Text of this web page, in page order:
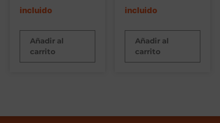
incluido
Añadir al
carrito
incluido
Añadir al
carrito